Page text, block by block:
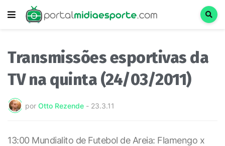
Transmissões esportivas da
TV na quinta (24/03/2011)
por Otto Rezende - 23.3.11
13:00 Mundialito de Futebol de Areia: Flamengo x